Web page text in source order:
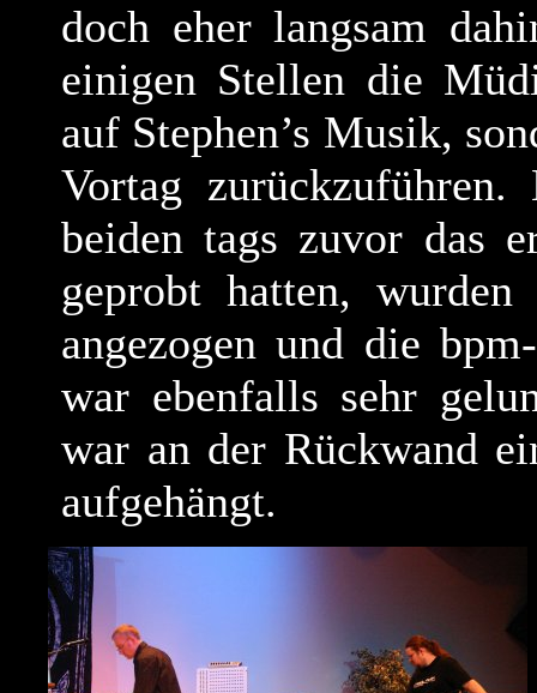
doch eher langsam
einigen Stellen die
auf Stephen’s Musik,
Vortag
beiden tags zuvor das
geprobt hatten, wurden
angezogen und die
war ebenfalls sehr
war an der Rückwand
aufgehängt.